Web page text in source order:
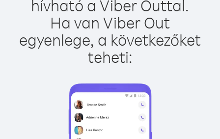
hívható a Viber Outtal.
Ha van Viber Out
egyenlege, a következőket
teheti: